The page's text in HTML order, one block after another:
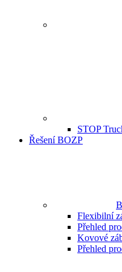
STOP
Řešení BOZP
Flexibilní
Přehled
Kovové
Přehled